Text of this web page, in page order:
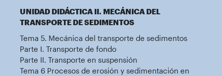
UNIDAD DIDÁCTICA II. MECÁNICA DEL
TRANSPORTE DE SEDIMENTOS
Tema 5. Mecánica del transporte de sedimentos
Parte I. Transporte de fondo
Parte II. Transporte en suspensión
Tema 6 Procesos de erosión y sedimentación en